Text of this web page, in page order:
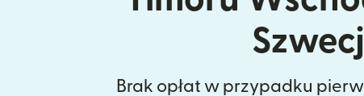
Brak opłat w przypadku